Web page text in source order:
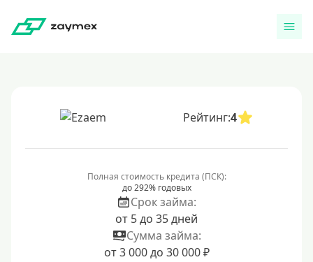
Рейтинг:4
Полная стоимость кредита (ПСК):
до 292% годовых
Срок займа:
от 5 до 35 дней
Сумма займа:
от 3 000 до 30 000 ₽